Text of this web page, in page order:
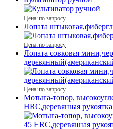
Цена: по запросу
Лопата
Цена: по запросу
Лопата совковая
Цена: по запросу
Мотыга-топор,
HRC,деревянная рукоятка